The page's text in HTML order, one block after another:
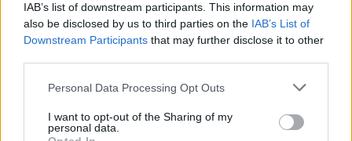
IAB’s list of downstream participants. This information may
also be disclosed by us to third parties on the IAB’s List of
Downstream Participants that may further disclose it to other
Please note that this website/app uses one or more Google
not limited to your visit or usage behaviour. You may click to
grant or deny consent to Google and its third-party tags to
Personal Data Processing Opt Outs
I want to opt-out of the Sharing of my
personal data.